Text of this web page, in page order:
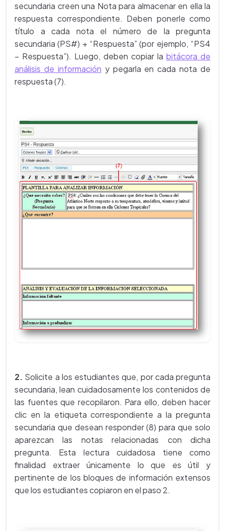
secundaria creen una Nota para almacenar en ella la
respuesta correspondiente. Deben ponerle como
título a cada nota el número de la pregunta
secundaria (PS#) + “Respuesta” (por ejemplo, “PS4
– Respuesta”). Luego, deben copiar la bitácora de
análisis de información y pegarla en cada nota de
respuesta (7).
2. Solicite a los estudiantes que, por cada pregunta
secundaria, lean cuidadosamente los contenidos de
las fuentes que recopilaron. Para ello, deben hacer
clic en la etiqueta correspondiente a la pregunta
secundaria que desean responder (8) para que solo
aparezcan las notas relacionadas con dicha
pregunta. Esta lectura cuidadosa tiene como
finalidad extraer únicamente lo que es útil y
pertinente de los bloques de información extensos
que los estudiantes copiaron en el paso 2.